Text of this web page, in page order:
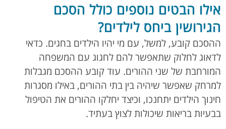
אילו הבטים נוספים כולל הסכם
הגירושין ביחס לילדים?
ההסכם קובע, למשל, עם מי יהיו הילדים בחגים. כדאי
לדאוג לחלוק שתאפשר להם לחגוג עם המשפחה
המורחבת של שני ההורים. עוד קובע ההסכם מגבלות
למרחק שאפשר שיהיה בין בתי ההורים, באילו מסגרות
חינוך הילדים יתחנכו, וכיצד יחלקו ההורים את הטיפול
בבעיות בריאות שיכולות לצוץ בעתיד.